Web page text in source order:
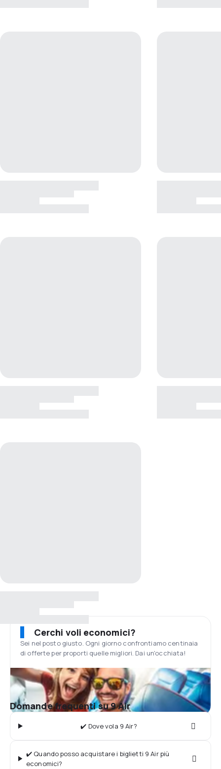
Cerchi voli economici?
Sei nel posto giusto. Ogni giorno confrontiamo centinaia
di offerte per proporti quelle migliori. Dai un'occhiata!
Domande frequenti su 9 Air
✔️ Dove vola 9 Air?
✔️ Quando posso acquistare i biglietti 9 Air più
economici?